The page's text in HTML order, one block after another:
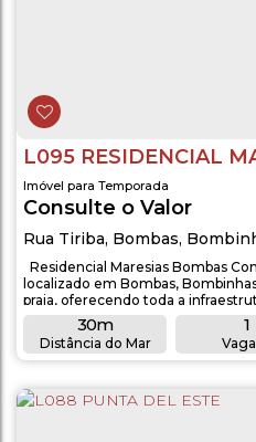
Consulte o Valor
Imóvel para Temporada
Rua Tiriba, Bombas,
1
1
30m
Distância do Mar
Residencial Maresias Bombas
localizado em Bombas,
praia, oferecendo toda a
aproveite suas férias com
localização. Sobre o Residencial O Residencial Maresias, localizado
em Bombas, oferece
totalmente equipados...